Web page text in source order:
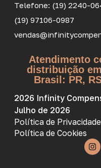
Telefone: (19) 2240-
(19) 97106-0987
Atendimento
distribuição
Brasil: PR,
2026 Infinity
Julho de 2026
Política de Privacidade
Política de Cookies